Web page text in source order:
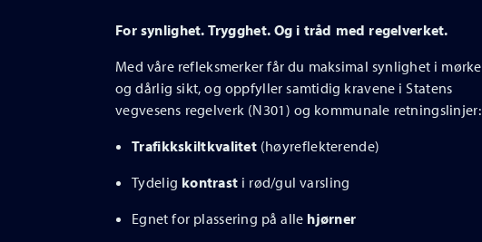
For synlighet. Trygghet. Og i tråd med regelverket.
Med våre refleksmerker får du maksimal synlighet i mørke
og dårlig sikt, og oppfyller samtidig kravene i Statens
vegvesens regelverk (N301) og kommunale retningslinjer:
Trafikkskiltkvalitet (høyreflekterende)
Tydelig kontrast i rød/gul varsling
Egnet for plassering på alle hjørner